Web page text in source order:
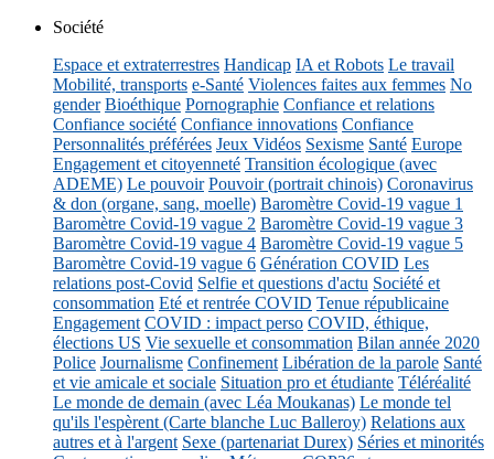
Société
Espace et extraterrestres Handicap IA et Robots Le travail
Mobilité, transports e-Santé Violences faites aux femmes No
gender Bioéthique Pornographie Confiance et relations
Confiance société Confiance innovations Confiance
Personnalités préférées Jeux Vidéos Sexisme Santé Europe
Engagement et citoyenneté Transition écologique (avec
ADEME) Le pouvoir Pouvoir (portrait chinois) Coronavirus
& don (organe, sang, moelle) Baromètre Covid-19 vague 1
Baromètre Covid-19 vague 2 Baromètre Covid-19 vague 3
Baromètre Covid-19 vague 4 Baromètre Covid-19 vague 5
Baromètre Covid-19 vague 6 Génération COVID Les
relations post-Covid Selfie et questions d'actu Société et
consommation Eté et rentrée COVID Tenue républicaine
Engagement COVID : impact perso COVID, éthique,
élections US Vie sexuelle et consommation Bilan année 2020
Police Journalisme Confinement Libération de la parole Santé
et vie amicale et sociale Situation pro et étudiante Téléréalité
Le monde de demain (avec Léa Moukanas) Le monde tel
qu'ils l'espèrent (Carte blanche Luc Balleroy) Relations aux
autres et à l'argent Sexe (partenariat Durex) Séries et minorités